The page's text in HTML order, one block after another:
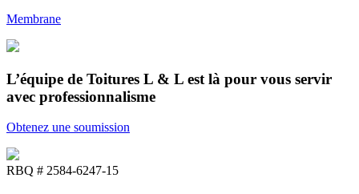
Membrane
L’équipe de Toitures L & L est là pour vous servir
avec professionnalisme
Obtenez une soumission
RBQ # 2584-6247-15